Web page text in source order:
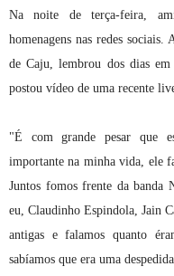
Na noite de terça-feira,
homenagens nas redes
de Caju, lembrou dos dias
postou vídeo de uma recente
"É com grande pesar que
importante na minha vida, ele
Juntos fomos frente da banda
eu, Claudinho Espindola, Jain
antigas e falamos quanto
sabíamos que era uma